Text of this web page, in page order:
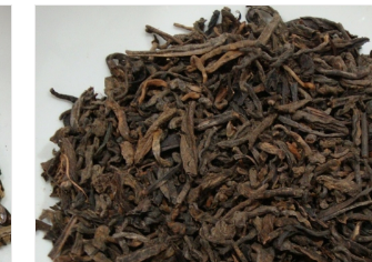
weist
mehrere
Varianten
auf.
Die
Optionen
können
auf
der